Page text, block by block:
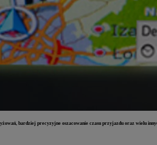
bardziej precyzyjne oszacowanie czasu przyjazdu oraz wielu